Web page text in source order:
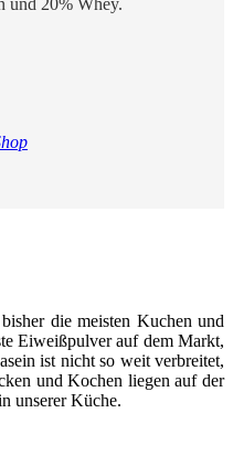
und 20% Whey.
die meisten Kuchen und
Eiweißpulver auf dem Markt,
ist nicht so weit verbreitet,
und Kochen liegen auf der
unserer Küche.